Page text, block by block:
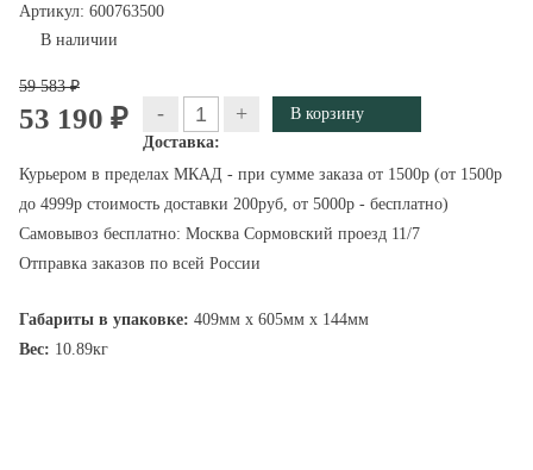
Артикул: 600763500
В наличии
59 583 ₽
53 190 ₽ - +
Доставка:
Курьером в пределах МКАД - при сумме заказа от 1500р (от 1500р
до 4999р стоимость доставки 200руб, от 5000р - бесплатно)
Самовывоз бесплатно: Москва Сормовский проезд 11/7
Отправка заказов по всей России
Габариты в упаковке: 409мм x 605мм x 144мм
Вес: 10.89кг